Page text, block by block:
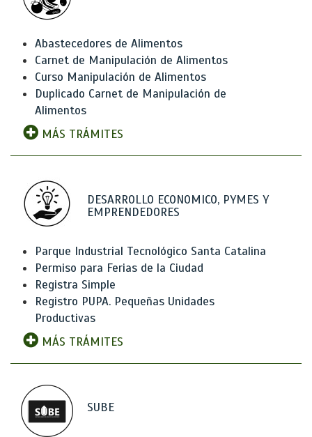
Abastecedores de Alimentos
Carnet de Manipulación de Alimentos
Curso Manipulación de Alimentos
Duplicado Carnet de Manipulación de
Alimentos
MÁS TRÁMITES
DESARROLLO ECONOMICO, PYMES Y
EMPRENDEDORES
Parque Industrial Tecnológico Santa Catalina
Permiso para Ferias de la Ciudad
Registra Simple
Registro PUPA. Pequeñas Unidades
Productivas
MÁS TRÁMITES
SUBE